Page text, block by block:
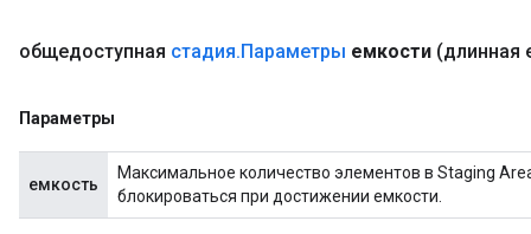
общедоступная стадия.Параметры емкости (длинная
Параметры
емкость
Максимальное количество элементов в Staging
блокироваться при достижении емкости.